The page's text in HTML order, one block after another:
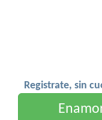
Registrate, sin